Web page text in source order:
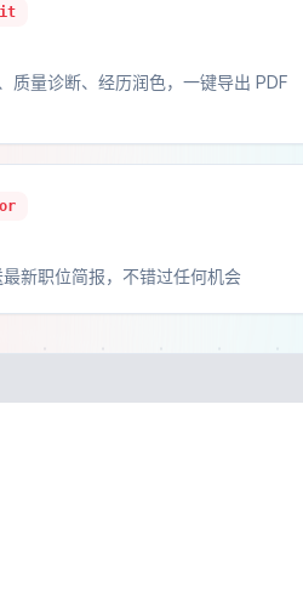
质量诊断、经历润色，一键导出 PDF
新职位简报，不错过任何机会